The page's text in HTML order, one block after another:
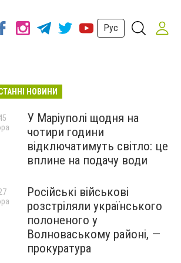
Рус
НОВИНИ
У Маріуполі щодня на
чотири години
відключатимуть світло: це
вплине на подачу води
Російські військові
розстріляли українського
полоненого у
Волноваському районі, —
прокуратура